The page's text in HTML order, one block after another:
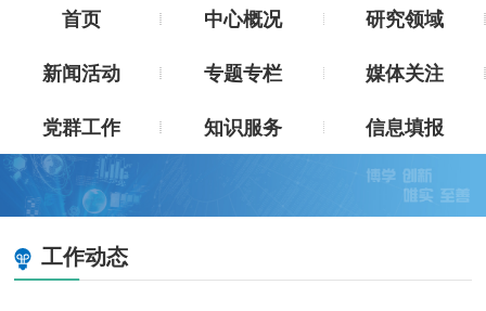
首页 中心概况
研究领域
新闻活动
专题专栏
媒体关注
党群工作
知识服务 信息填报
工作动态